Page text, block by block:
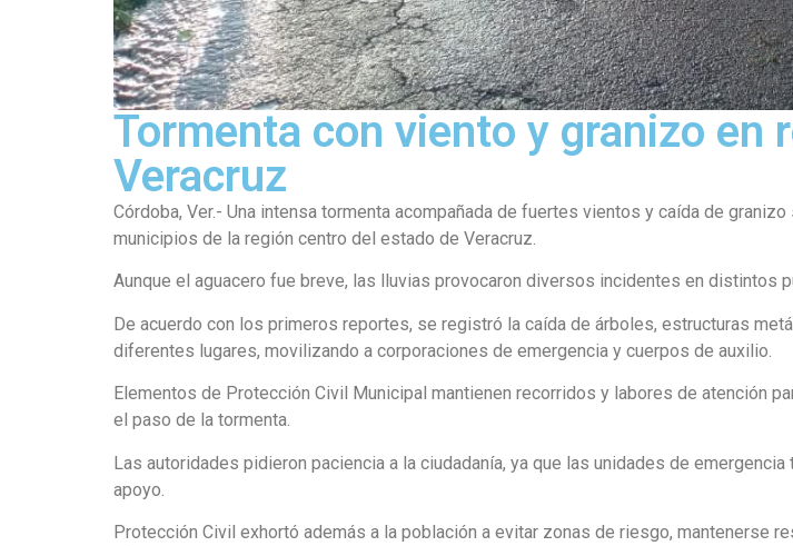
Tormenta con viento y granizo en
Veracruz
Córdoba, Ver.- Una intensa tormenta acompañada de fuertes vientos y caída de
municipios de la región centro del estado de Veracruz.
Aunque el aguacero fue breve, las lluvias provocaron diversos incidentes en distintos
De acuerdo con los primeros reportes, se registró la caída de árboles, estructuras
diferentes lugares, movilizando a corporaciones de emergencia y cuerpos de auxilio.
Elementos de Protección Civil Municipal mantienen recorridos y labores de atención
el paso de la tormenta.
Las autoridades pidieron paciencia a la ciudadanía, ya que las unidades de
apoyo.
Protección Civil exhortó además a la población a evitar zonas de riesgo, mantenerse